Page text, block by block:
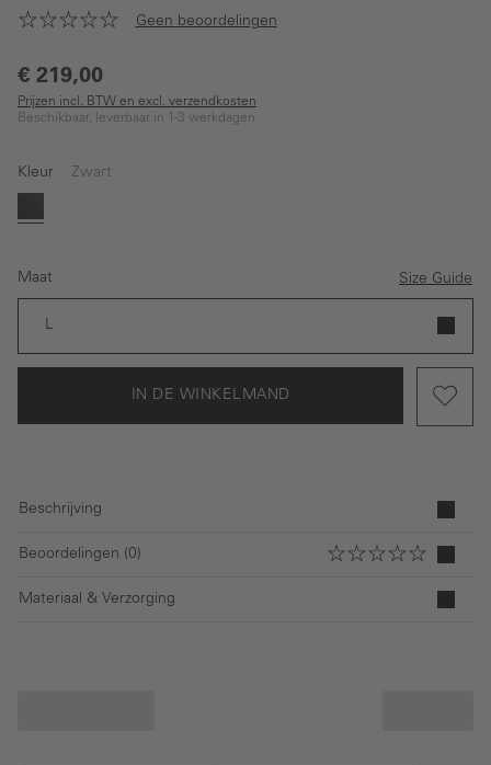
Geen beoordelingen
€ 219,00
Prijzen incl. BTW en excl. verzendkosten
Beschikbaar, leverbaar in 1-3 werkdagen
Kleur Zwart
Zwart
Maat Size Guide
L
IN DE WINKELMAND
Beschrijving
Beoordelingen (0)
Materiaal & Verzorging